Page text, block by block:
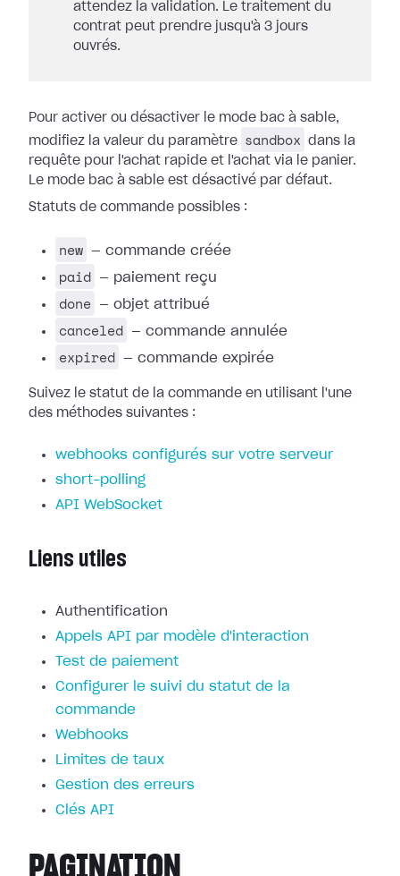
attendez la validation. Le traitement du
contrat peut prendre jusqu'à 3 jours
ouvrés.
Pour activer ou désactiver le mode bac à sable,
modifiez la valeur du paramètre
sandbox
dans la
requête pour l'achat rapide et l'achat via le panier.
Le mode bac à sable est désactivé par défaut.
Statuts de commande possibles :
new — commande créée
paid — paiement reçu
done — objet attribué
canceled — commande annulée
expired — commande expirée
Suivez le statut de la commande en utilisant l'une
des méthodes suivantes :
webhooks configurés sur votre serveur
short-polling
API WebSocket
Liens utiles
Authentification
Appels API par modèle d'interaction
Test de paiement
Configurer le suivi du statut de la
commande
Webhooks
Limites de taux
Gestion des erreurs
Clés API
PAGINATION